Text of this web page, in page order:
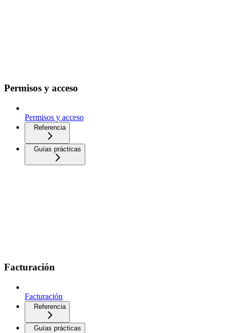
Permisos y acceso
Permisos y acceso
Referencia
Guías prácticas
Facturación
Facturación
Referencia
Guías prácticas